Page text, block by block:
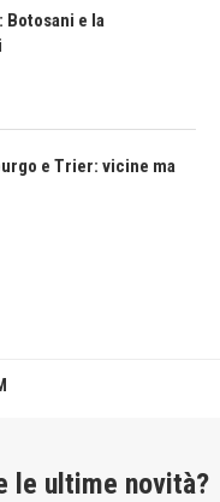
Botosani e la
e Trier: vicine ma
le ultime novità?